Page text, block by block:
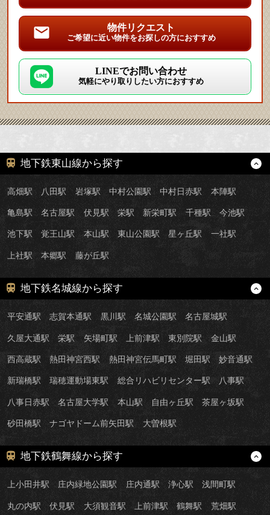
物件リクエスト
ご希望に近い物件をお探しの方におすすめ
LINEでお問い合わせ
気軽にやり取りしたい方におすすめ
地下鉄東山線から探す
高畑駅 八田駅 岩塚駅 中村公園駅 中村日赤駅 本陣駅
亀島駅 名古屋駅 伏見駅 栄駅 新栄町駅 千種駅 今池駅
池下駅 覚王山駅 本山駅 東山公園駅 星ヶ丘駅 一社駅
上社駅 本郷駅 藤が丘駅
地下鉄名城線から探す
平安通駅 志賀本通駅 黒川駅 名城公園駅 名古屋城駅
久屋大通駅 栄駅 矢場町駅 上前津駅 東別院駅 金山駅
西高蔵駅 熱田神宮西駅 熱田神宮伝馬町駅 堀田駅 妙音通駅
新瑞橋駅 瑞穂運動場東駅 総合リハビリセンター駅 八事駅
八事日赤駅 名古屋大学駅 本山駅 自由ヶ丘駅 茶屋ヶ坂駅
砂田橋駅 ナゴヤドーム前矢田駅 大曽根駅
地下鉄鶴舞線から探す
上小田井駅 庄内緑地公園駅 庄内通駅 浄心駅 浅間町駅
丸の内駅 伏見駅 大須観音駅 上前津駅 鶴舞駅 荒畑駅